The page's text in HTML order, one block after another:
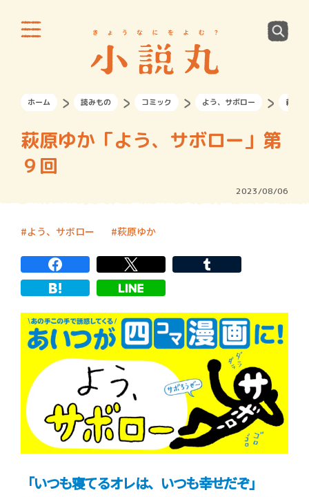
ホーム 読みもの コミック よう、サボロー 萩原
萩原ゆか「よう、サボロー」第
９回
2023/08/06
よう、サボロー 萩原ゆか
「いつも寝てるオレは、いつも幸せだぞ」